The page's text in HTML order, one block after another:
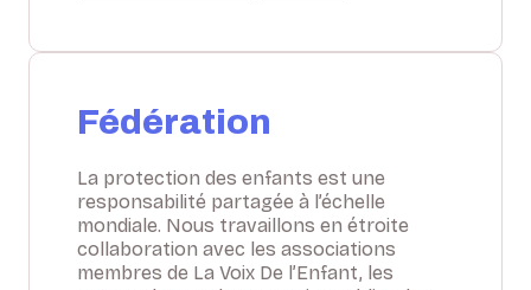
Fédération
La protection des enfants est une
responsabilité partagée à l’échelle
mondiale. Nous travaillons en étroite
collaboration avec les associations
membres de La Voix De l’Enfant, les